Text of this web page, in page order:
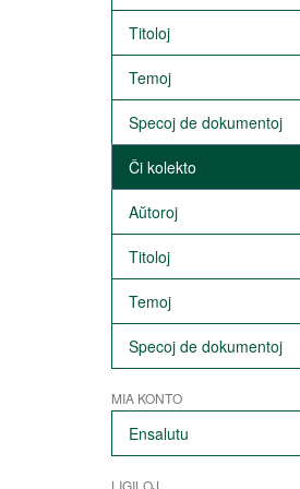
Titoloj
Temoj
Specoj de dokumentoj
Ĉi kolekto
Aŭtoroj
Titoloj
Temoj
Specoj de dokumentoj
MIA KONTO
Ensalutu
LIGILOJ